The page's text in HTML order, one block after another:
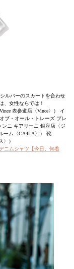
ルバーのスカートを合わせ
、女性ならでは！
表参道店〈Vince〉） イ
ブ・オール・トレーズ プレ
ンニ キアリーニ 銀座店〈ジ
ーム〈CA4LA〉） 靴
〉）
ニムシャツ【今日、何着